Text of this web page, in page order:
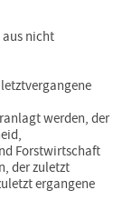
nicht
werden, der
Forstwirtschaft
der zuletzt
ergangene